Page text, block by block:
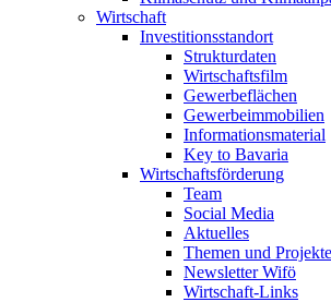
Wirtschaft
Investitionsstandort
Strukturdaten
Wirtschaftsfilm
Gewerbeflächen
Gewerbeimmobilien
Informationsmaterial
Key to Bavaria
Wirtschaftsförderung
Team
Social Media
Aktuelles
Themen und Projekte
Newsletter Wifö
Wirtschaft-Links